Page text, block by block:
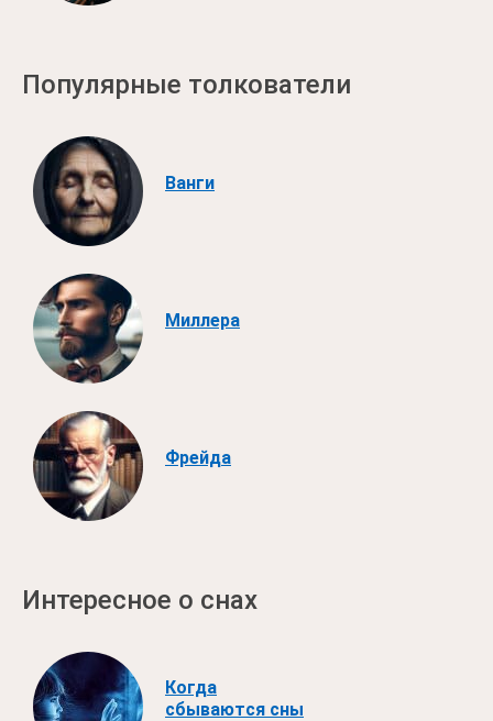
Популярные толкователи
Ванги
Миллера
Фрейда
Интересное о снах
Когда
сбываются сны